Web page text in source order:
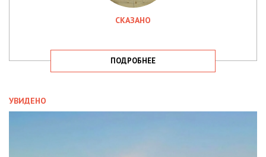
СКАЗАНО
ПОДРОБНЕЕ
УВИДЕНО